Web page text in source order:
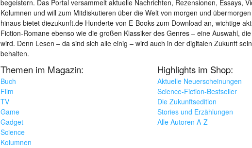
begeistern. Das Portal versammelt aktuelle Nachrichten, Rezensionen, Essays,
Kolumnen und will zum Mitdiskutieren über die Welt von morgen und
hinaus bietet diezukunft.de Hunderte von E-Books zum Download an, wichtige
Fiction-Romane ebenso wie die großen Klassiker des Genres – eine Auswahl,
wird. Denn Lesen – da sind sich alle einig – wird auch in der digitalen Zukunft
behalten.
Themen im Magazin:
Buch
Film
TV
Game
Gadget
Science
Kolumnen
Highlights im Shop:
Aktuelle Neuerscheinungen
Science-Fiction-Bestseller
Die Zukunftsedition
Stories und Erzählungen
Alle Autoren A-Z